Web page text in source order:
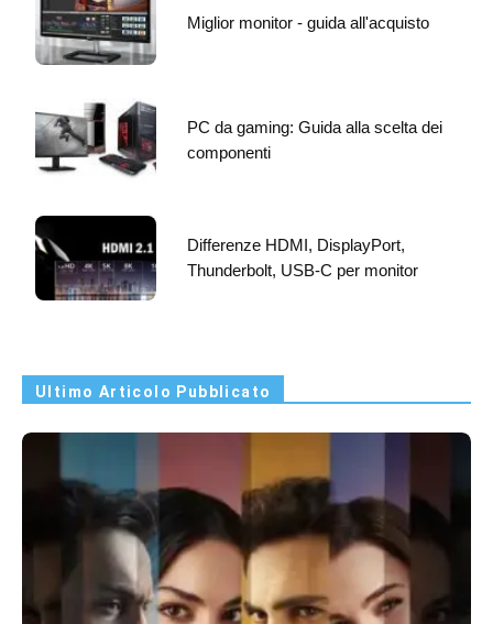
Miglior monitor - guida all'acquisto
PC da gaming: Guida alla scelta dei
componenti
Differenze HDMI, DisplayPort,
Thunderbolt, USB-C per monitor
Ultimo Articolo Pubblicato